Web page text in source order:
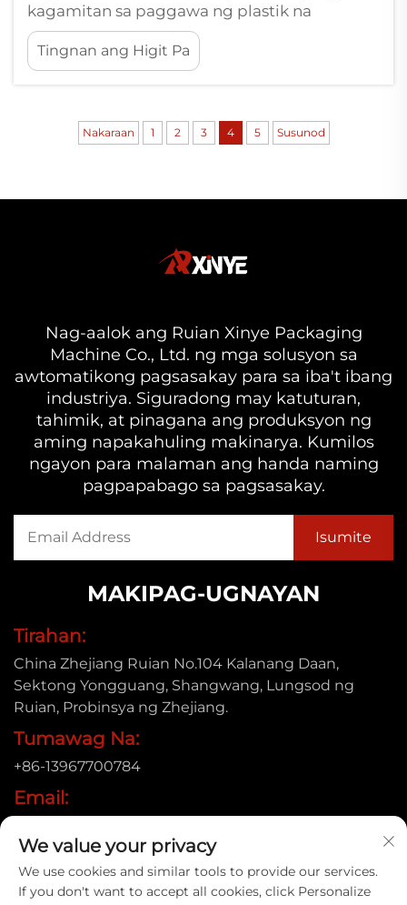
kagamitan sa paggawa ng plastik na
pelikula, na malawakang ginagamit sa
packaging, agrikultura, industriya at mga
pang-araw-araw na pangangailangan. Sa
pagpapalitaw sa hilaw na materyales ng
plastik upang maging manipis na pelikula,
Tingnan ang Higit Pa
Nakaraan 1 2 3 4 5 Susunod
Nag-aalok ang Ruian Xinye Packaging
Machine Co., Ltd. ng mga solusyon sa
awtomatikong pagsasakay para sa iba't ibang
industriya. Siguradong may katuturan,
tahimik, at pinagana ang produksyon ng
aming napakahuling makinarya. Kumilos
ngayon para malaman ang handa naming
pagpapabago sa pagsasakay.
MAKIPAG-UGNAYAN
Tirahan:
China Zhejiang Ruian No.104 Kalanang Daan,
Sektong Yongguang, Shangwang, Lungsod ng
Ruian, Probinsya ng Zhejiang.
Tumawag Na:
+86-13967700784
Email:
Copyright © 2025 Ruian Xinye Packaging Machine Co.,Ltd |
We value your privacy
We use cookies and similar tools to provide our services.
If you don't want to accept all cookies, click Personalize